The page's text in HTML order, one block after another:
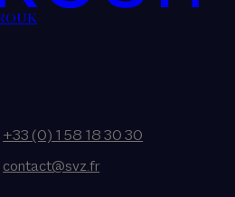
+33 (0) 1 58 18 30 30
contact@svz.fr